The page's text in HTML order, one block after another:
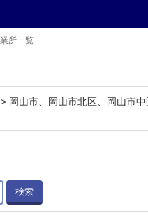
所一覧
岡山市、岡山市北区、岡山市
検索